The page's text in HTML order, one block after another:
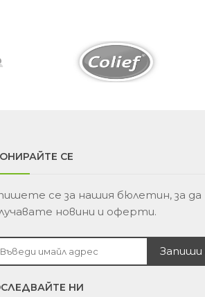
СЕ
се за нашия бюлетин, за да
новини и оферти.
НИ